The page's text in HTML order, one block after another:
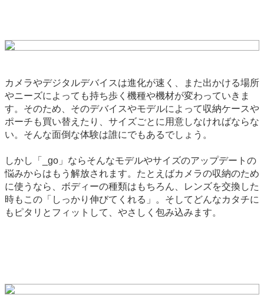
カメラやデジタルデバイスは進化が速く、また出かける場所
やニーズによっても持ち歩く機種や機材が変わっていきま
す。そのため、そのデバイスやモデルによって収納ケースや
ポーチも買い替えたり、サイズごとに用意しなければならな
い。そんな面倒な体験は誰にでもあるでしょう。
しかし「_go」ならそんなモデルやサイズのアップデートの
悩みからはもう解放されます。たとえばカメラの収納のため
に使うなら、ボディーの種類はもちろん、レンズを交換した
時もこの「しっかり伸びてくれる」。そしてどんなカタチに
もピタリとフィットして、やさしく包み込みます。